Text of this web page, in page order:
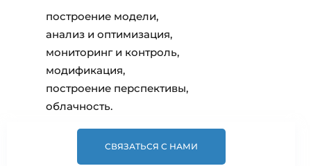
построение модели,
анализ и оптимизация,
мониторинг и контроль,
модификация,
построение перспективы,
облачность.
СВЯЗАТЬСЯ С НАМИ